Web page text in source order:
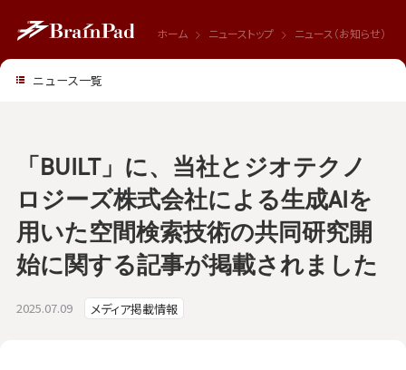
ホーム ニューストップ ニュース（お知らせ）
2025.07.09 メディア掲載情報
「BUILT」に、当社とジオテクノ
ロジーズ株式会社による生成AIを
用いた空間検索技術の共同研究開
始に関する記事が掲載されました
ニュース一覧